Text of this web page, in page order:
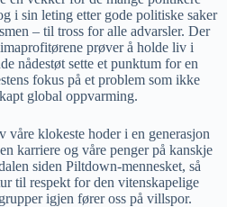
i sin leting etter gode politiske saker
– til tross for alle advarsler. Der
prøver å holde liv i
nådestøt sette et punktum for en
fokus på et problem som ikke
global oppvarming.
våre klokeste hoder i en generasjon
karriere og våre penger på kanskje
siden Piltdown-mennesket, så
til respekt for den vitenskapelige
igjen fører oss på villspor.